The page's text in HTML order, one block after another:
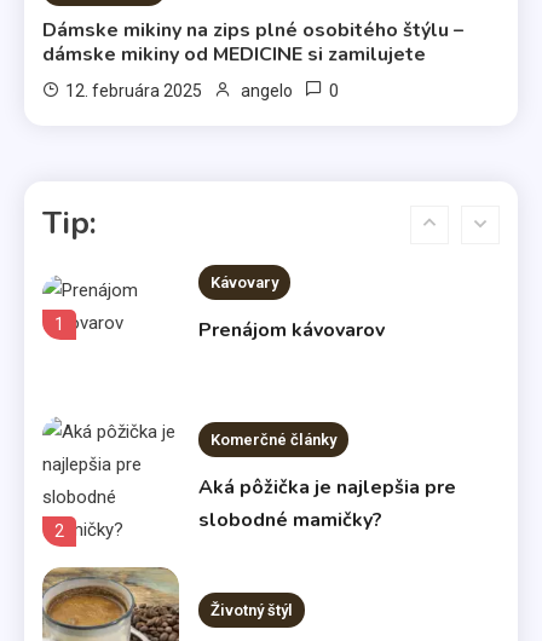
Dámske mikiny na zips plné osobitého štýlu –
dámske mikiny od MEDICINE si zamilujete
12. februára 2025 angelo 0
Tip:
5
Vo svetle reflektorov
1
Kávovary
Prenájom kávovarov
2
Komerčné články
Aká pôžička je najlepšia pre
slobodné mamičky?
Životný štýl